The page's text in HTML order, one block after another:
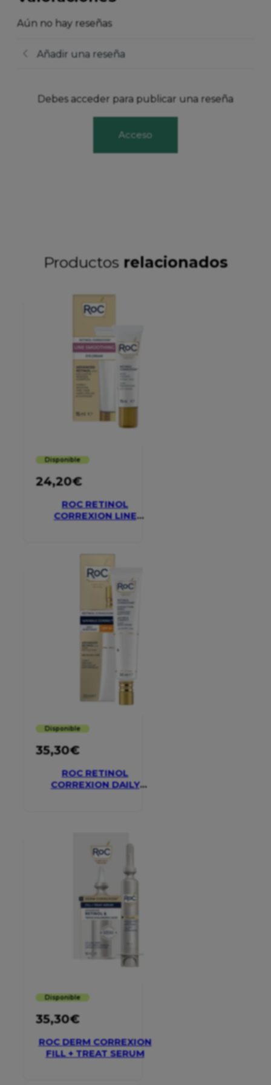
Aún no hay reseñas
Añadir una reseña
Debes acceder para publicar una reseña
Acceso
Productos relacionados
Disponible
24,20€
ROC RETINOL
CORREXION LINE
Disponible
35,30€
ROC RETINOL
CORREXION DAILY
Disponible
35,30€
ROC DERM CORREXION
FILL + TREAT SERUM